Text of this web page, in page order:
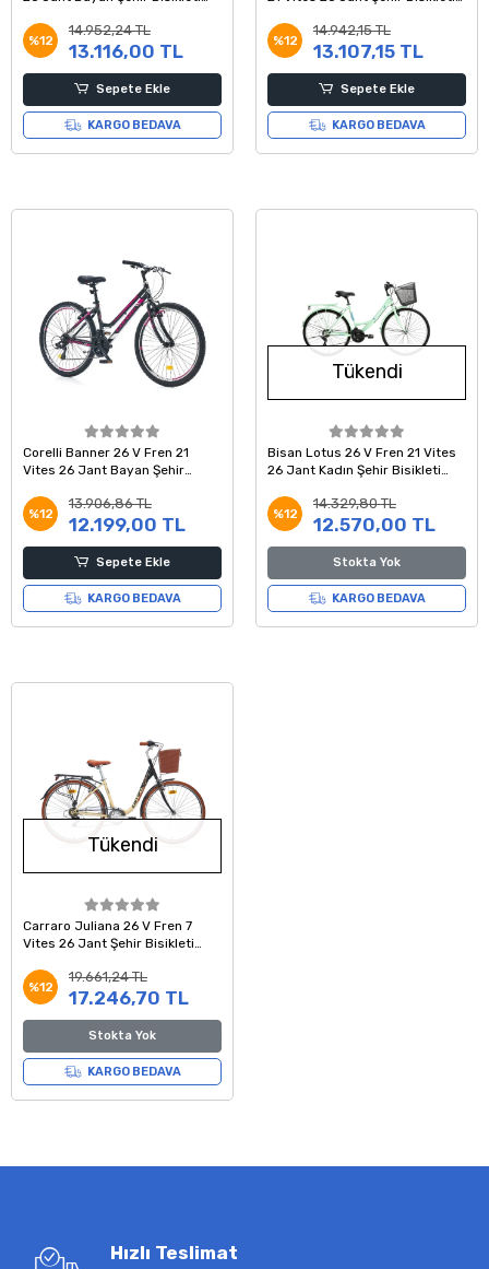
%12
14.952,24 TL
13.116,00 TL
Sepete Ekle
KARGO BEDAVA
%12
14.942,15 TL
13.107,15 TL
Sepete Ekle
KARGO BEDAVA
Corelli Banner 26 V Fren 21
Vites 26 Jant Bayan Şehir
%12
13.906,86 TL
12.199,00 TL
Sepete Ekle
KARGO BEDAVA
Tükendi
Bisan Lotus 26 V Fren 21 Vites
26 Jant Kadın Şehir Bisikleti
%12
14.329,80 TL
12.570,00 TL
Stokta Yok
KARGO BEDAVA
Tükendi
Carraro Juliana 26 V Fren 7
Vites 26 Jant Şehir Bisikleti
%12
19.661,24 TL
17.246,70 TL
Stokta Yok
KARGO BEDAVA
Hızlı Teslimat